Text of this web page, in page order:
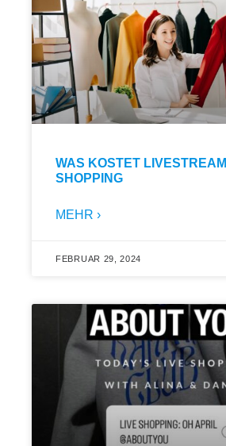
WAS KOSTET LIVESTREAM
SHOPPING
MEHR ›
FEBRUAR 29, 2024